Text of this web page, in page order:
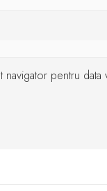
navigator pentru